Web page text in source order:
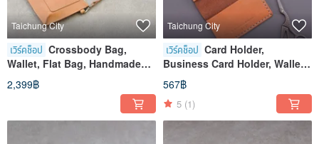
Taichung City
เวิร์คช็อป Crossbody Bag,
Wallet, Flat Bag, Handmade
Leather, Experience Class,
Taichung, ShenJi New Village
2,399฿
Taichung City
เวิร์คช็อป Card Holder,
Business Card Holder, Wallet,
Dual Storage, Taichung, Shen
Ji New Village
567฿
5 (1)